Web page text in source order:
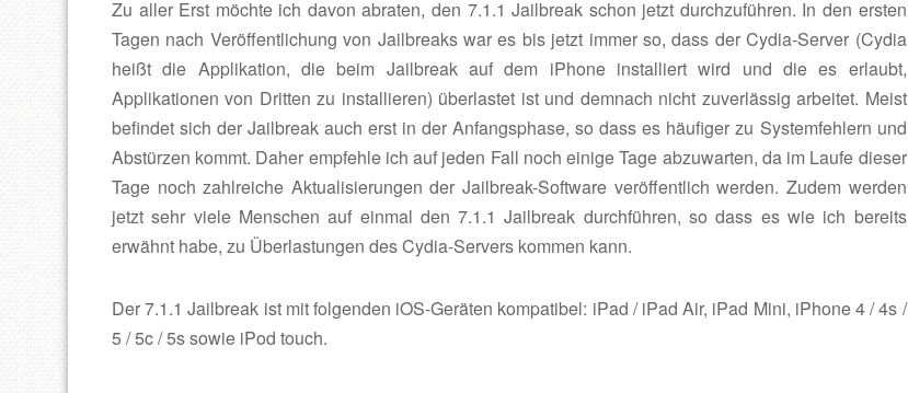
Zu aller Erst möchte ich davon abraten, den 7.1.1 Jailbreak schon jetzt durchzuführen. In den ersten
Tagen nach Veröffentlichung von Jailbreaks war es bis jetzt immer so, dass der Cydia-Server (Cydia
heißt die Applikation, die beim Jailbreak auf dem iPhone installiert wird und die es erlaubt,
Applikationen von Dritten zu installieren) überlastet ist und demnach nicht zuverlässig arbeitet. Meist
befindet sich der Jailbreak auch erst in der Anfangsphase, so dass es häufiger zu Systemfehlern und
Abstürzen kommt. Daher empfehle ich auf jeden Fall noch einige Tage abzuwarten, da im Laufe dieser
Tage noch zahlreiche Aktualisierungen der Jailbreak-Software veröffentlich werden. Zudem werden
jetzt sehr viele Menschen auf einmal den 7.1.1 Jailbreak durchführen, so dass es wie ich bereits
erwähnt habe, zu Überlastungen des Cydia-Servers kommen kann.
Der 7.1.1 Jailbreak ist mit folgenden iOS-Geräten kompatibel: iPad / iPad Air, iPad Mini, iPhone 4 / 4s /
5 / 5c / 5s sowie iPod touch.